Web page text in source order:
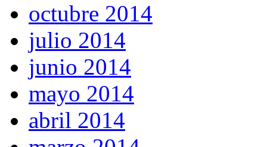
octubre 2014
julio 2014
junio 2014
mayo 2014
abril 2014